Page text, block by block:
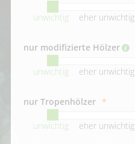
unwichtig eher unwichtig
nur modifizierte Hölzer
unwichtig eher unwichtig
nur Tropenhölzer
unwichtig eher unwichtig